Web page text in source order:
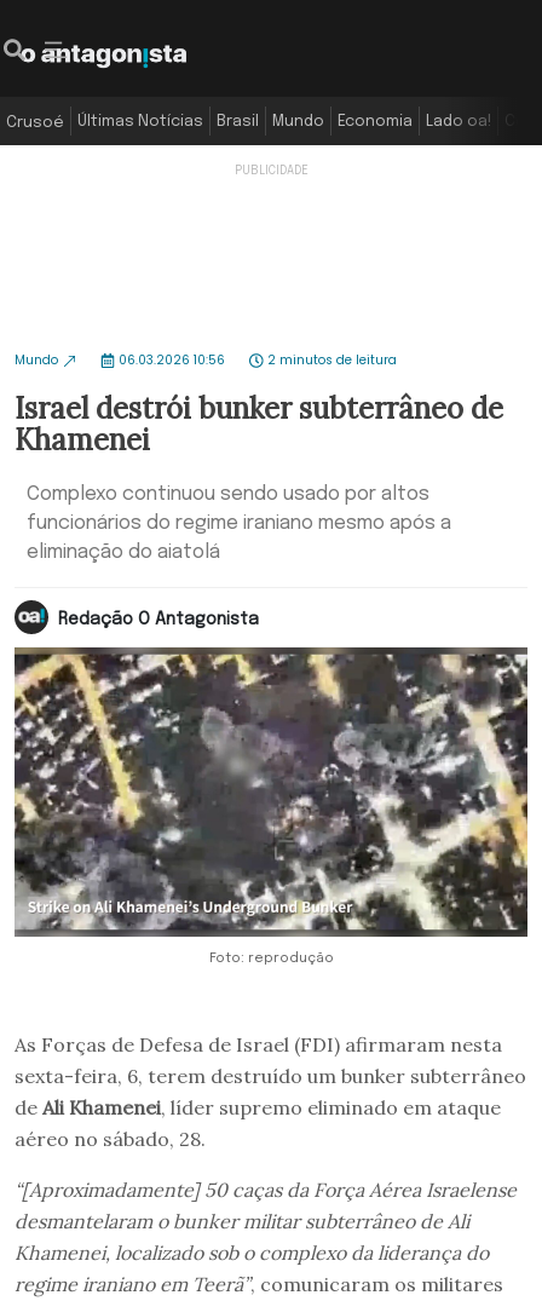
Crusoé Últimas Notícias Brasil Mundo Economia Lado oa!
Mundo 06.03.2026 10:56 2 minutos de leitura
Israel destrói bunker subterrâneo de
Khamenei
Complexo continuou sendo usado por altos
funcionários do regime iraniano mesmo após a
eliminação do aiatolá
Redação O Antagonista
Foto: reprodução
As Forças de Defesa de Israel (FDI) afirmaram nesta
sexta-feira, 6, terem destruído um bunker subterrâneo
de Ali Khamenei, líder supremo eliminado em ataque
aéreo no sábado, 28.
“[Aproximadamente] 50 caças da Força Aérea Israelense
desmantelaram o bunker militar subterrâneo de Ali
Khamenei, localizado sob o complexo da liderança do
regime iraniano em Teerã”, comunicaram os militares